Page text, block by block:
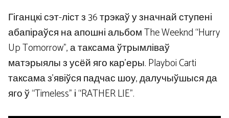
Гіганцкі сэт-ліст з 36 трэкаў у значнай ступені
абапіраўся на апошні альбом The Weeknd “Hurry
Up Tomorrow”, а таксама ўтрымліваў
матэрыялы з усёй яго кар’еры. Playboi Carti
таксама з’явіўся падчас шоу, далучыўшыся да
яго ў “Timeless” і “RATHER LIE”.